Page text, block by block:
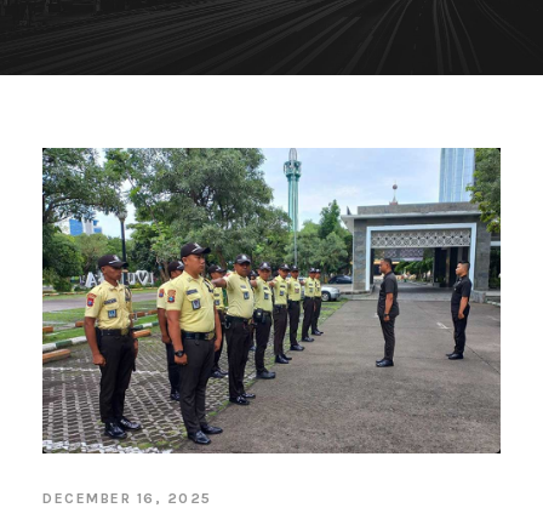
DECEMBER 16, 2025